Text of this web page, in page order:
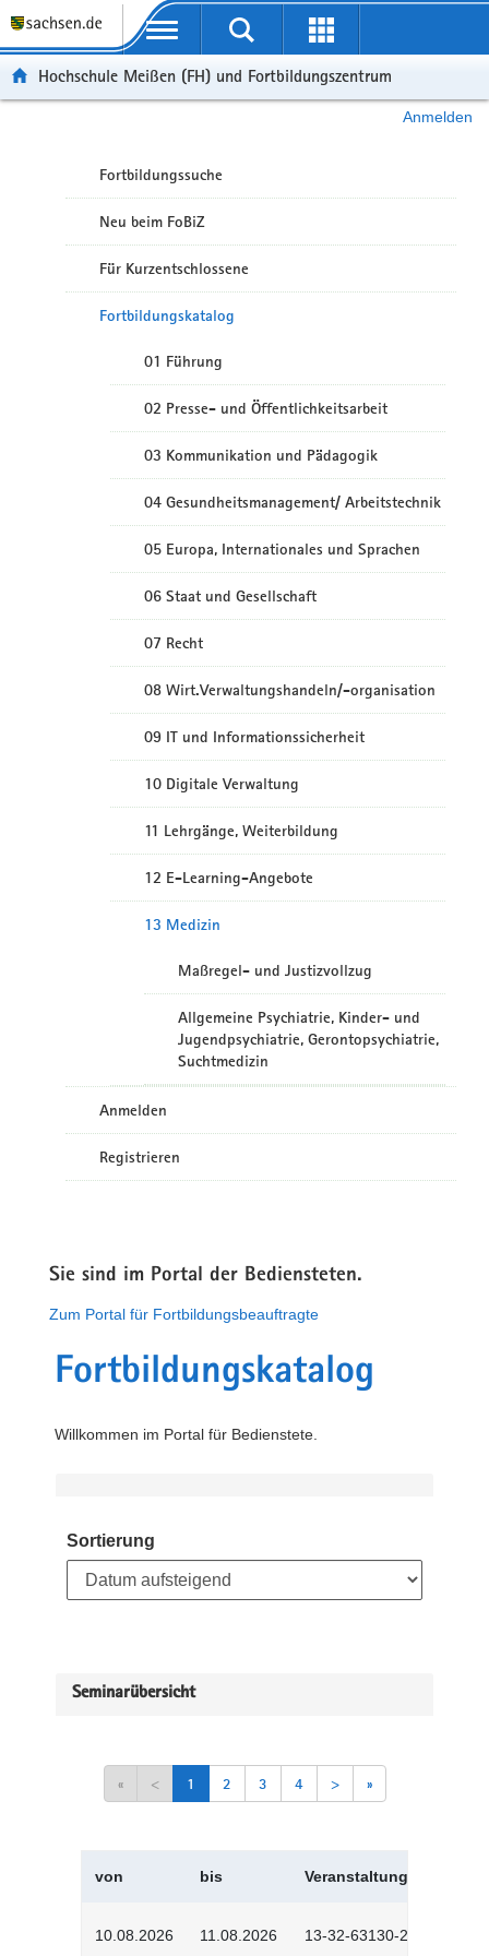
Portalübergreifende Navigation
Hochschule Meißen (FH) und Fortbildungszentrum
Anmelden
Fortbildungssuche
Neu beim FoBiZ
Für Kurzentschlossene
Fortbildungskatalog
01 Führung
02 Presse- und Öffentlichkeitsarbeit
03 Kommunikation und Pädagogik
04 Gesundheitsmanagement/ Arbeitstechnik
05 Europa, Internationales und Sprachen
06 Staat und Gesellschaft
07 Recht
08 Wirt.Verwaltungshandeln/-organisation
09 IT und Informationssicherheit
10 Digitale Verwaltung
11 Lehrgänge, Weiterbildung
12 E-Learning-Angebote
13 Medizin
Maßregel- und Justizvollzug
Allgemeine Psychiatrie, Kinder- und
Jugendpsychiatrie, Gerontopsychiatrie,
Suchtmedizin
Anmelden
Registrieren
Sie sind im Portal der Bediensteten.
Zum Portal für Fortbildungsbeauftragte
Fortbildungskatalog
Willkommen im Portal für Bedienstete.
Sortierung
Seminarübersicht
« < 1 2 3 4 > »
von bis Veranstaltungskürzel
10.08.2026 11.08.2026 13-32-63130-2601